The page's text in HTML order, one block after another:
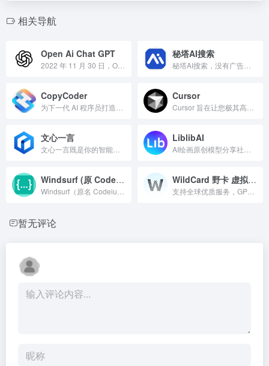
相关导航
Open Ai Chat GPT 秘塔AI搜索
CopyCoder Cursor
文心一言 LiblibAI
Windsurf (原 Codeium) WildCard 野卡 虚拟卡商
暂无评论